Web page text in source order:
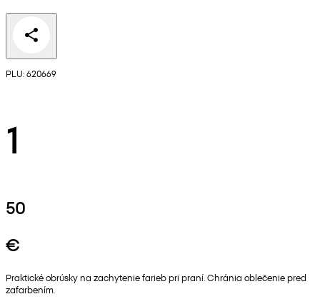
PLU: 620669
1
50
€
Praktické obrúsky na zachytenie farieb pri praní. Chránia oblečenie pred
zafarbením.